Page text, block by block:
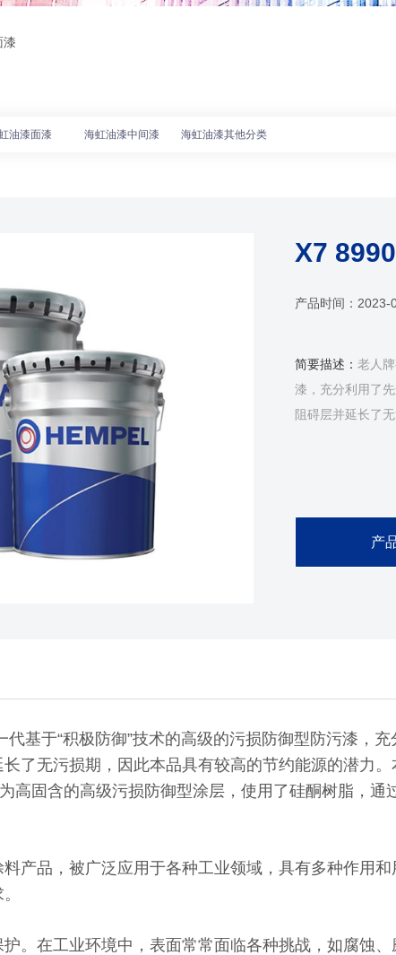
漆
油漆面漆 海虹油漆中间漆 海虹油漆其他分类
X7
产品时间： 2023-
简要描述： 老人
漆，充分利用了
阻碍层并延长了
产
基于“积极防御”技术的高级的污损防御型防污漆，
了无污损期，因此本品具有较高的节约能源的潜力
高固含的高级污损防御型涂层，使用了硅酮树脂，通
产品，被广泛应用于各种工业领域，具有多种作用
。在工业环境中，表面常常面临各种挑战，如腐蚀